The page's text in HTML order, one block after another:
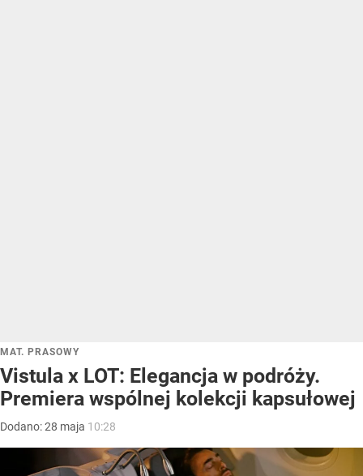
MAT. PRASOWY
Vistula x LOT: Elegancja w podróży.
Premiera wspólnej kolekcji kapsułowej
Dodano:28 maja 10:28